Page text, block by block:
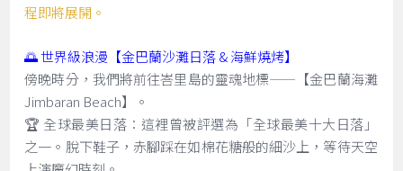
程即將展開。
🌅 世界級浪漫【金巴蘭沙灘日落 & 海鮮燒烤】
傍晚時分，我們將前往峇里島的靈魂地標——【金巴蘭海灘
Jimbaran Beach】。
🏆 全球最美日落：這裡曾被評選為「全球最美十大日落」
之一。脫下鞋子，赤腳踩在如棉花糖般的細沙上，等待天空